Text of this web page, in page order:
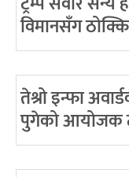
विमानसँग
तेश्रो इन्फा
पुगेको आयोजक